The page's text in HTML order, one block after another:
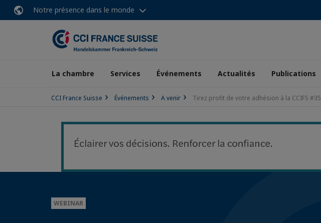
Notre présence dans le monde
La chambre Services Événements Actualités Publications
CCI France Suisse Événements A venir Tirez profit de votre adhésion à la CCIFS #35
WEBINAR